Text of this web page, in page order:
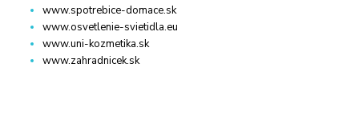
www.spotrebice-domace.sk
www.osvetlenie-svietidla.eu
www.uni-kozmetika.sk
www.zahradnicek.sk